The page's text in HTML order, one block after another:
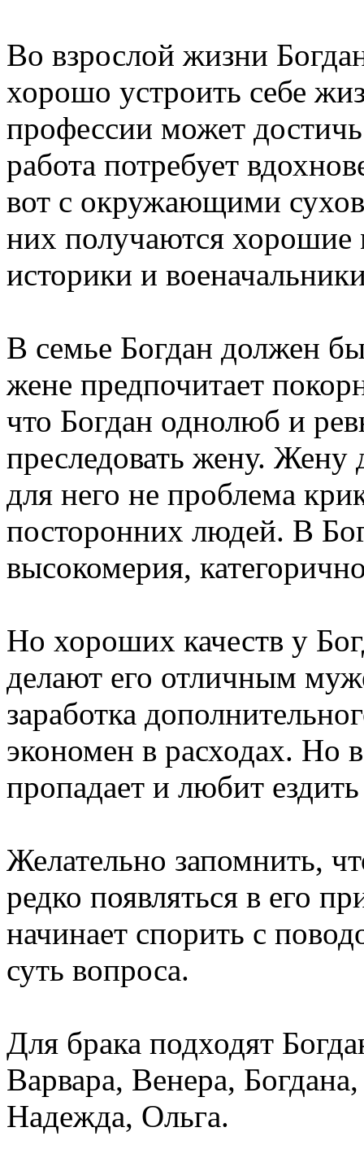
Во взрослой жизни
хорошо устроить себе
профессии может
работа потребует
вот с окружающими
них получаются
историки и
В семье Богдан должен
жене предпочитает
что Богдан однолюб и
преследовать жену. Жену
для него не проблема
посторонних людей. В
высокомерия,
Но хороших качеств у
делают его отличным
заработка
экономен в расходах. Но
пропадает и любит
Желательно запомнить,
редко появляться в его
начинает спорить с
суть вопроса.
Для брака подходят
Варвара, Венера,
Надежда, Ольга.